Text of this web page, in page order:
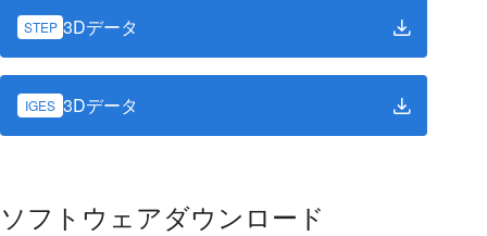
STEP 3Dデータ
IGES 3Dデータ
ソフトウェアダウンロード